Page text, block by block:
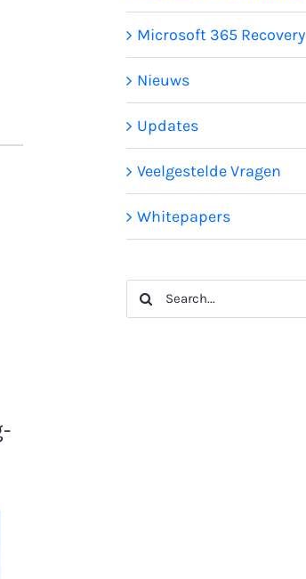
Microsoft 365 Recovery
Nieuws
Updates
Veelgestelde Vragen
Whitepapers
Search
for: